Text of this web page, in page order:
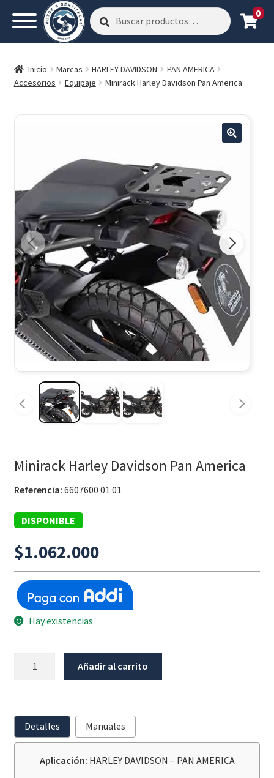
Buscar
por:
Buscar 0
Inicio Marcas HARLEY DAVIDSON
PAN AMERICA
Accesorios
Equipaje Minirack Harley Davidson Pan America
Minirack Harley Davidson Pan America
Referencia: 6607600 01 01
DISPONIBLE
$1.062.000
Hay existencias
America
cantidad
Añadir al carrito
Detalles Manuales
Aplicación: HARLEY DAVIDSON – PAN AMERICA